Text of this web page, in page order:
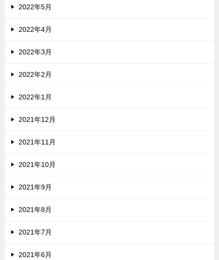
2022年5月
2022年4月
2022年3月
2022年2月
2022年1月
2021年12月
2021年11月
2021年10月
2021年9月
2021年8月
2021年7月
2021年6月